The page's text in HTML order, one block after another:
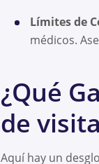
Límites de
médicos.
¿Qué
de
Aquí hay un